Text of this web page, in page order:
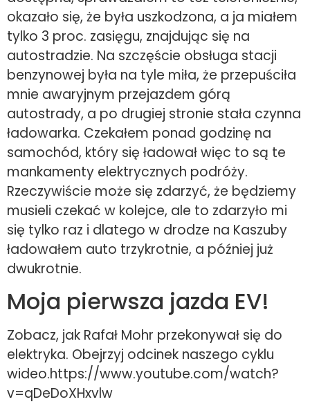
okazało się, że była uszkodzona, a ja miałem
tylko 3 proc. zasięgu, znajdując się na
autostradzie. Na szczęście obsługa stacji
benzynowej była na tyle miła, że przepuściła
mnie awaryjnym przejazdem górą
autostrady, a po drugiej stronie stała czynna
ładowarka. Czekałem ponad godzinę na
samochód, który się ładował więc to są te
mankamenty elektrycznych podróży.
Rzeczywiście może się zdarzyć, że będziemy
musieli czekać w kolejce, ale to zdarzyło mi
się tylko raz i dlatego w drodze na Kaszuby
ładowałem auto trzykrotnie, a później już
dwukrotnie.
Moja pierwsza jazda EV!
Zobacz, jak Rafał Mohr przekonywał się do
elektryka. Obejrzyj odcinek naszego cyklu
wideo.https://www.youtube.com/watch?
v=qDeDoXHxvlw